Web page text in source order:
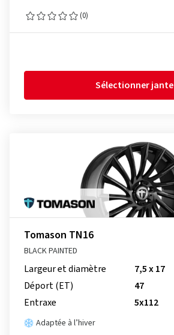
(0)
Sélectionner jante
Tomason TN16
BLACK PAINTED
Largeur et diamètre
7,5 x 17
Déport (ET)
47
Entraxe
5x112
Adaptée à l’hiver